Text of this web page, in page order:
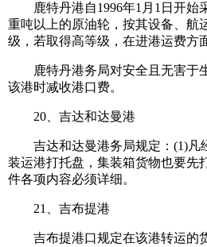
鹿特丹港自1996年1月1日开始
重吨以上的原油轮，按其设备、航
级，若取得高等级，在进港运费方
鹿特丹港务局对安全且无害于
该港时减收港口费。
20、吉达和达曼港
吉达和达曼港务局规定：(1)凡
装运港打托盘，集装箱货物也要先
件各项内容必须详细。
21、吉布提港
吉布提港口规定在该港转运的